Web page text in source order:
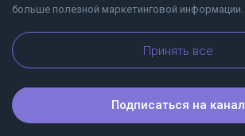
больше полезной маркетинговой информации.
Принять все
О Viber Блог
Подписаться на канал